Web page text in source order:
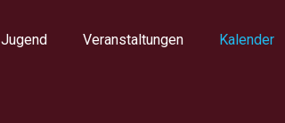
Jugend Veranstaltungen Kalender